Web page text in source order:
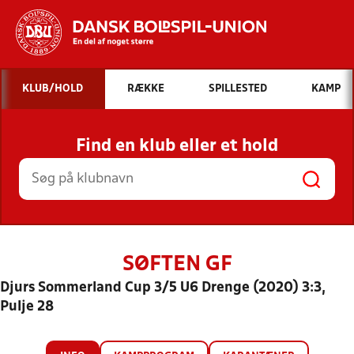
Hvad vil du søge efter?
INDHOLD OG NYHEDER
STILLINGER, RESULTATER, KLUBBER OG
HOLD
KLUB/HOLD RÆKKE SPILLESTED KAMP
Find en klub eller et hold
SØFTEN GF
Djurs Sommerland Cup 3/5 U6 Drenge (2020) 3:3,
Pulje 28